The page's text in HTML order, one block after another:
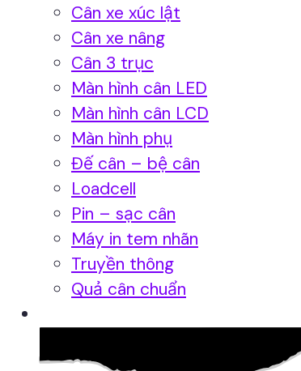
Cân xe xúc lật
Cân xe nâng
Cân 3 trục
Màn hình cân LED
Màn hình cân LCD
Màn hình phụ
Đế cân – bệ cân
Loadcell
Pin – sạc cân
Máy in tem nhãn
Truyền thông
Quả cân chuẩn